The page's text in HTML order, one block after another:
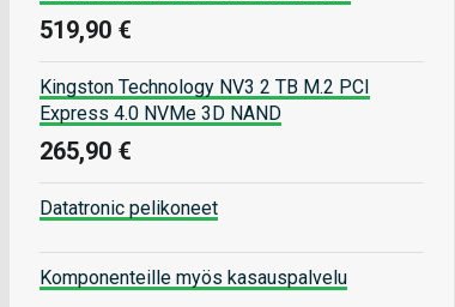
519,90 €
Kingston Technology NV3 2 TB M.2 PCI
Express 4.0 NVMe 3D NAND
265,90 €
Datatronic pelikoneet
Komponenteille myös kasauspalvelu